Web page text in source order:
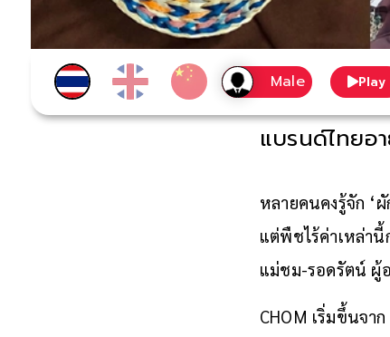
Play
แบรนด์ไทยอ
หลายคนคงรู้จัก ‘
แต่พืชไร้ค่าเหล่า
แม่ชม-รอดรัตน์ ผู้
CHOM เริ่มขึ้นจา